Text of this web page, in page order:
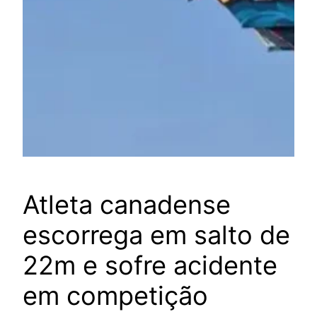
Atleta canadense
escorrega em salto de
22m e sofre acidente
em competição